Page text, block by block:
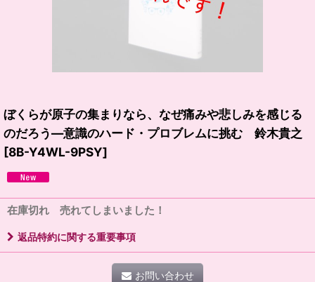
ぼくらが原子の集まりなら、なぜ痛みや悲しみを感じる
のだろう―意識のハード・プロブレムに挑む 鈴木貴之
[8B-Y4WL-9PSY]
在庫切れ 売れてしまいました！
返品特約に関する重要事項
お問い合わせ